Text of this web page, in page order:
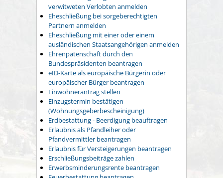
verwitweten Verlobten anmelden
Eheschließung bei sorgeberechtigten
Partnern anmelden
Eheschließung mit einer oder einem
ausländischen Staatsangehörigen anmelden
Ehrenpatenschaft durch den
Bundespräsidenten beantragen
eID-Karte als europäische Bürgerin oder
europäischer Bürger beantragen
Einwohnerantrag stellen
Einzugstermin bestätigen
(Wohnungsgeberbescheinigung)
Erdbestattung - Beerdigung beauftragen
Erlaubnis als Pfandleiher oder
Pfandvermittler beantragen
Erlaubnis für Versteigerungen beantragen
Erschließungsbeiträge zahlen
Erwerbsminderungsrente beantragen